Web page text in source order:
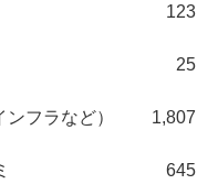
123
25
フラなど） 1,807
645